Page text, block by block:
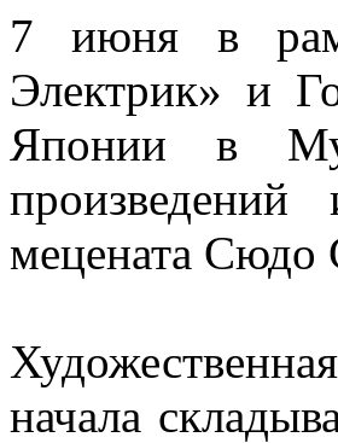
7 июня в
Электрик» и
Японии в
произведений
мецената Сюдо
начала